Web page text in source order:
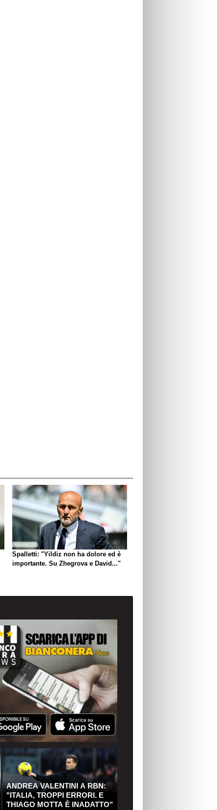
Spalletti: "Yildiz non ha dolore ed è
importante. Su Zhegrova e David..."
ANDREA VALENTINI A RBN:
"ITALIA, TROPPI ERRORI. E
THIAGO MOTTA È INADATTO"